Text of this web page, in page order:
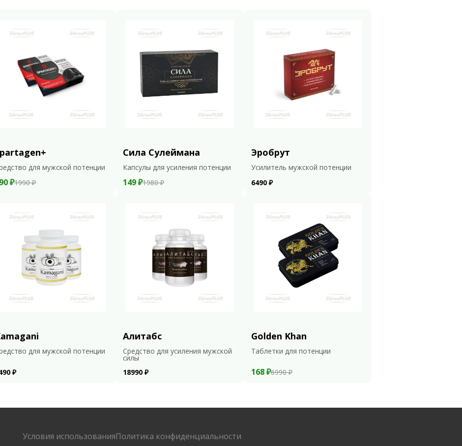
для мужской потенции
₽1990 ₽
Сила Сулеймана
Капсулы для усиления потенции
149 ₽1980 ₽
Эробрут
Усилитель мужской потенции
6490 ₽
для мужской потенции
₽
Алитабс
Средство для усиления мужской
силы
18990 ₽
Golden Khan
Таблетки для потенции
168 ₽6990 ₽
Условия использованияПолитика конфиденциальности